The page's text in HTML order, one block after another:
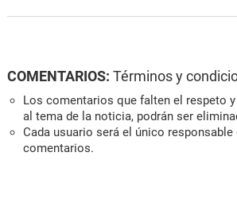
COMENTARIOS: Términos y
Los comentarios que falten el respeto
al tema de la noticia, podrán ser
Cada usuario será el único responsable
comentarios.